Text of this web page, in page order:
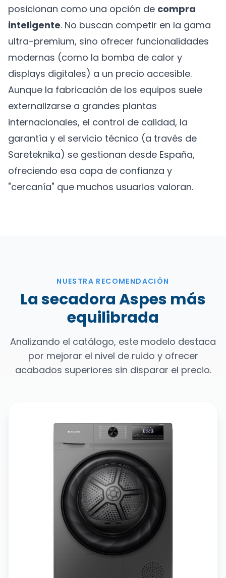
posicionan como una opción de compra
inteligente. No buscan competir en la gama
ultra-premium, sino ofrecer funcionalidades
modernas (como la bomba de calor y
displays digitales) a un precio accesible.
Aunque la fabricación de los equipos suele
externalizarse a grandes plantas
internacionales, el control de calidad, la
garantía y el servicio técnico (a través de
Sareteknika) se gestionan desde España,
ofreciendo esa capa de confianza y
"cercanía" que muchos usuarios valoran.
NUESTRA RECOMENDACIÓN
La secadora Aspes más
equilibrada
Analizando el catálogo, este modelo destaca
por mejorar el nivel de ruido y ofrecer
acabados superiores sin disparar el precio.